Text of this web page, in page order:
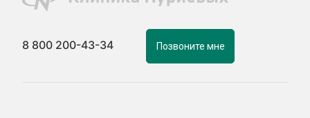
8 800 200-43-34 Позвоните мне